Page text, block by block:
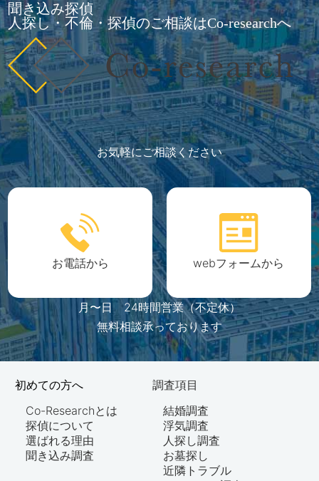
聞き込み探偵
人探し・不倫・探偵のご相談はCo-researchへ
お気軽にご相談ください
お電話から webフォームから
月〜日 24時間営業（不定休）
無料相談承っております
初めての方へ
Co-Researchとは
探偵について
選ばれる理由
聞き込み調査
調査項目
結婚調査
浮気調査
人探し調査
お墓探し
近隣トラブル